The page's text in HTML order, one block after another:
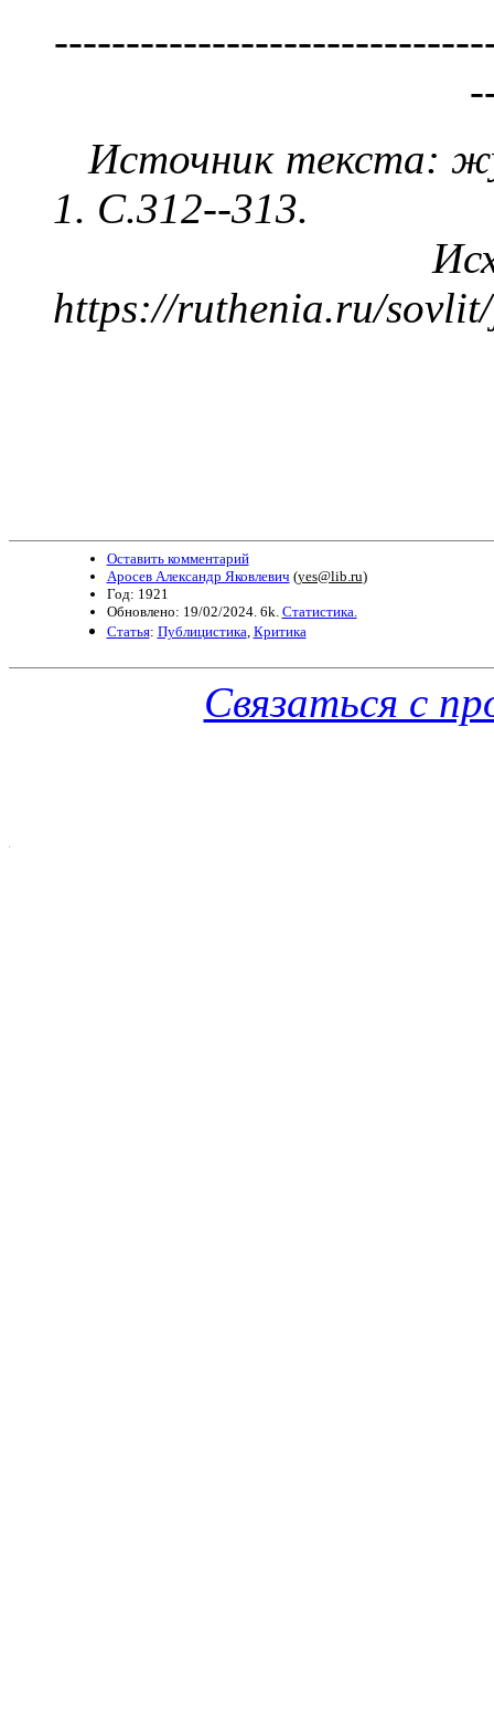
Источник текста:
1. С.312--313.
https://ruthenia.ru/
Оставить комментарий
Аросев Александр Яковлевич (yes@lib.ru)
Год: 1921
Обновлено: 19/02/2024. 6k. Статистика.
Статья: Публицистика, Критика
Связаться с